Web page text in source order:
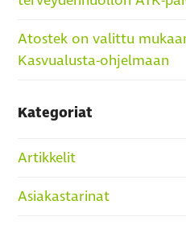
Atostek on valittu
Kasvualusta-ohjelmaan
Kategoriat
Artikkelit
Asiakastarinat